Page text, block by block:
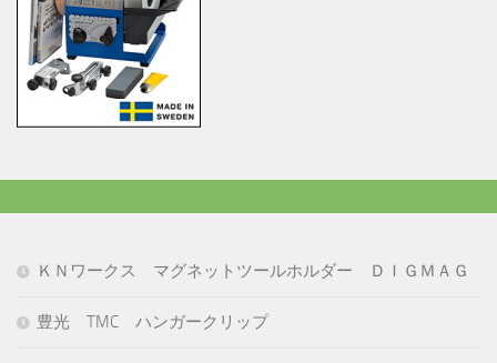
ＫＮワークス マグネットツールホルダー ＤＩＧＭＡＧ
豊光 TMC ハンガークリップ